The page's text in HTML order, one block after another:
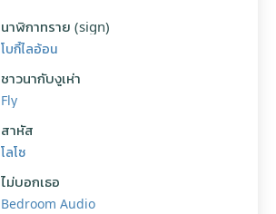
นาฬิกาทราย (sign)
โบกี้ไลอ้อน
ชาวนากับงูเห่า
Fly
สาหัส
โลโซ
ไม่บอกเธอ
Bedroom Audio